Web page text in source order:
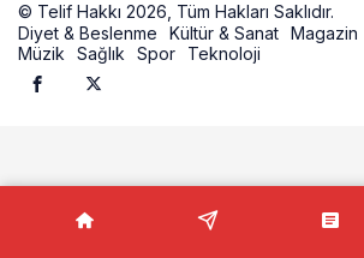
© Telif Hakkı 2026, Tüm Hakları Saklıdır.
Diyet & Beslenme
Kültür & Sanat Magazin
Müzik
Sağlık Spor Teknoloji